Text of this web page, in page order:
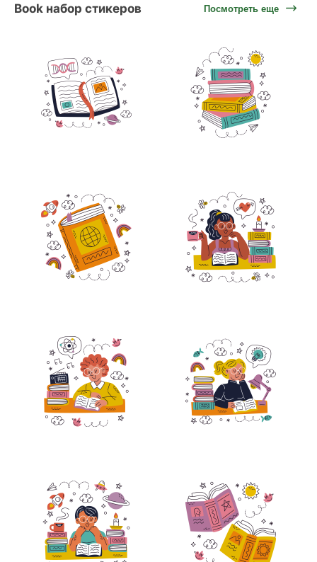
Book набор стикеров Посмотреть еще